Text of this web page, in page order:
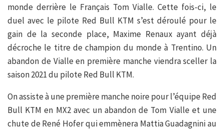
monde derrière le Français Tom Vialle. Cette fois-ci, le
duel avec le pilote Red Bull KTM s’est déroulé pour le
gain de la seconde place, Maxime Renaux ayant déjà
décroche le titre de champion du monde à Trentino. Un
abandon de Vialle en première manche viendra sceller la
saison 2021 du pilote Red Bull KTM.
On assiste à une première manche noire pour l’équipe Red
Bull KTM en MX2 avec un abandon de Tom Vialle et une
chute de René Hofer qui emmènera Mattia Guadagnini au